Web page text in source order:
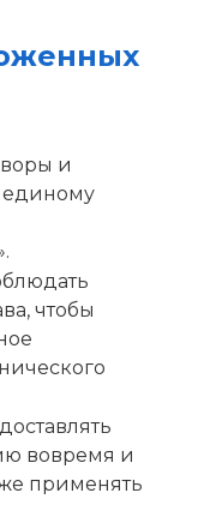
и
единому
чтобы
вовремя и
применять